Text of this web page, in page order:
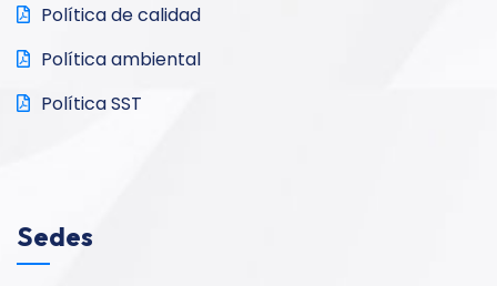
Política de calidad
Política ambiental
Política SST
Sedes